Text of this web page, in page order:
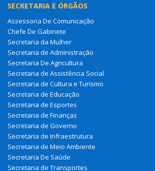
SECRETARIA E ÓRGÃOS
Assessoria De Comunicação
Chefe De Gabinete
Secretaria da Mulher
Secretaria de Administração
Secretaria De Agricultura
Secretaria de Assistência Social
Secretaria de Cultura e Turismo
Secretaria de Educação
Secretaria de Esportes
Secretaria de Finanças
Secretaria de Governo
Secretaria de Infraestrutura
Secretaria de Meio Ambiente
Secretaria De Saúde
Secretaria de Transportes